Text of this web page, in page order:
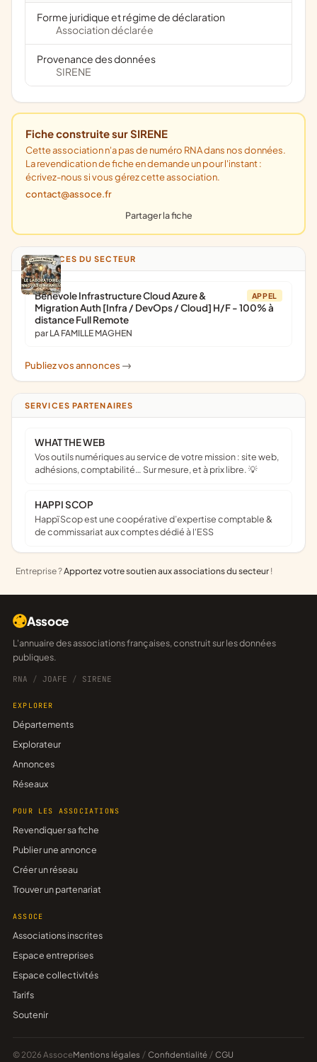
Forme juridique et régime de déclaration
Association déclarée
Provenance des données
SIRENE
Fiche construite sur SIRENE
Cette association n'a pas de numéro RNA dans nos données.
La revendication de fiche en demande un pour l'instant :
écrivez-nous si vous gérez cette association.
contact@assoce.fr
Partager la fiche
ANNONCES DU SECTEUR
APPEL
Bénévole Infrastructure Cloud Azure &
Migration Auth [Infra / DevOps / Cloud] H/F - 100% à
distance Full Remote
par LA FAMILLE MAGHEN
Publiez vos annonces ->
SERVICES PARTENAIRES
WHAT THE WEB
Vos outils numériques au service de votre mission : site web,
adhésions, comptabilité… Sur mesure, et à prix libre. 💡
HAPPI SCOP
Happï Scop est une coopérative d’expertise comptable &
de commissariat aux comptes dédié à l'ESS
Entreprise ?Apportez votre soutien aux associations du secteur !
Assoce
L'annuaire des associations françaises, construit sur les données
publiques.
RNA / JOAFE / SIRENE
EXPLORER
Départements
Explorateur
Annonces
Réseaux
POUR LES ASSOCIATIONS
Revendiquer sa fiche
Publier une annonce
Créer un réseau
Trouver un partenariat
ASSOCE
Associations inscrites
Espace entreprises
Espace collectivités
Tarifs
Soutenir
© 2026 AssoceMentions légales / Confidentialité / CGU